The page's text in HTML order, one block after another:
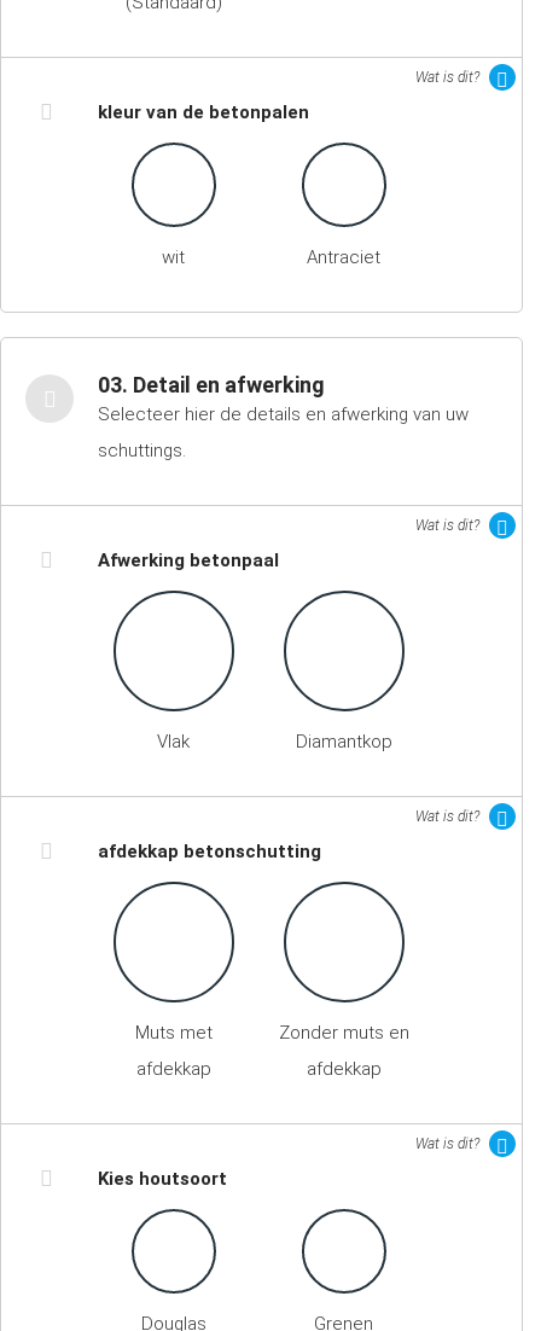
Wat is dit?
kleur van de betonpalen
wit Antraciet
03. Detail en afwerking
Selecteer hier de details en afwerking van uw
schuttings.
Wat is dit?
Afwerking betonpaal
Vlak Diamantkop
Wat is dit?
afdekkap betonschutting
Muts met
afdekkap
Zonder muts en
afdekkap
Wat is dit?
Kies houtsoort
Douglas
Grenen